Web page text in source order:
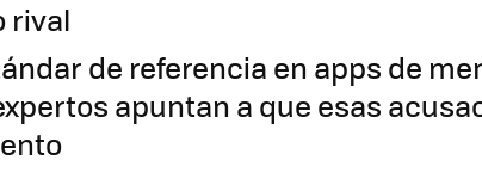
rival
de referencia en apps de
apuntan a que esas